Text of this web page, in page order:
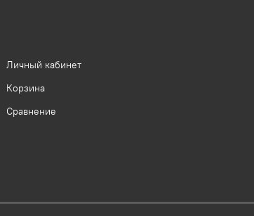
Личный кабинет
Корзина
Сравнение